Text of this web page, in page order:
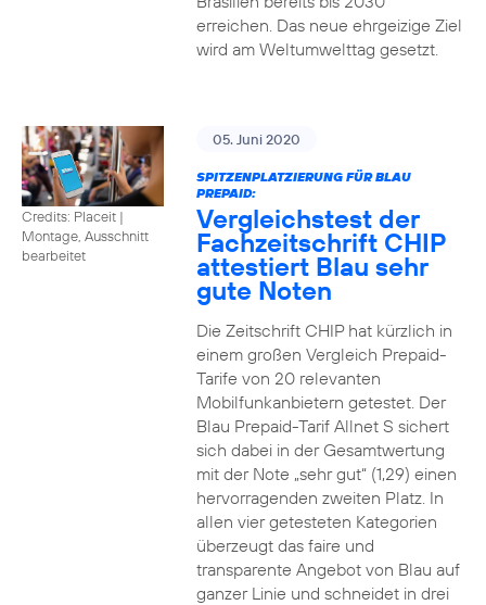
erreichen. Das neue ehrgeizige Ziel
wird am Weltumwelttag gesetzt.
Credits: Placeit |
Montage, Ausschnitt
bearbeitet
05. Juni 2020
SPITZENPLATZIERUNG FÜR BLAU
PREPAID:
Vergleichstest der
Fachzeitschrift CHIP
attestiert Blau sehr
gute Noten
Die Zeitschrift CHIP hat kürzlich in
einem großen Vergleich Prepaid-
Tarife von 20 relevanten
Mobilfunkanbietern getestet. Der
Blau Prepaid-Tarif Allnet S sichert
sich dabei in der Gesamtwertung
mit der Note „sehr gut“ (1,29) einen
hervorragenden zweiten Platz. In
allen vier getesteten Kategorien
überzeugt das faire und
transparente Angebot von Blau auf
ganzer Linie und schneidet in drei